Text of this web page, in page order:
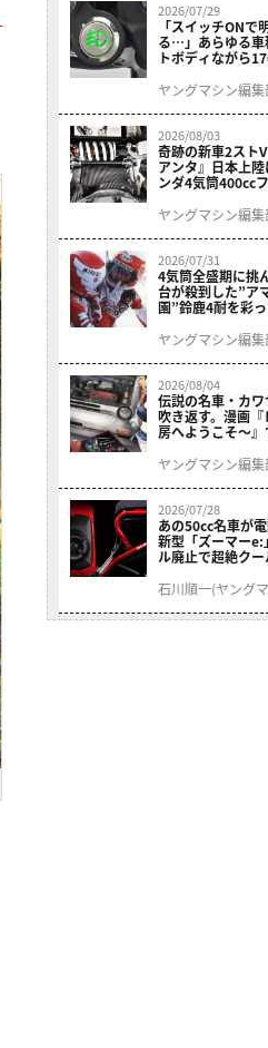
2026/07/29
「スイッチONで
る…」あらゆる車
トボディながら
ニット プレシャ
ヤングマシン編
2026/08/03
奇跡の新車2スト
アンタ』日本上
ンダ4気筒400cc
ニュース振り返り
ヤングマシン編集
2026/07/31
4気筒全盛期に挑
台が殺到した”ア
園”鈴鹿4耐を彩
ヤングマシン編集
2026/08/04
伝説の名車・カ
吹き返す。漫画
房へようこそ～
ヤングマシン編集
2026/07/28
あの50cc名車が
新型「ズーマー
ル廃止で超絶ク
石川順一(ヤング